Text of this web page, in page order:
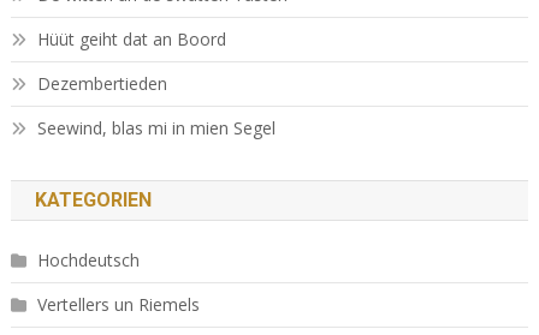
Hüüt geiht dat an Boord
Dezembertieden
Seewind, blas mi in mien Segel
KATEGORIEN
Hochdeutsch
Vertellers un Riemels